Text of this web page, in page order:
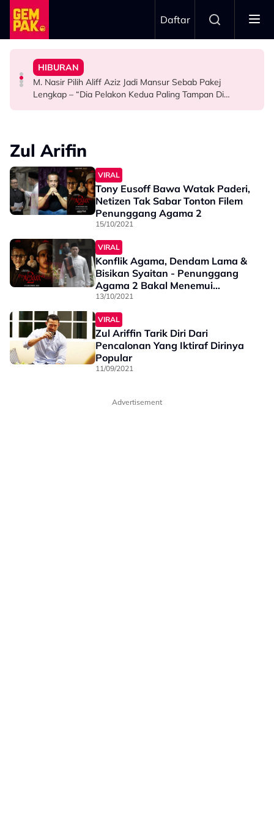
Skip to main content
Daftar
HIBURAN
M. Nasir Pilih Aliff Aziz, Melinda Dadew Hidupkan Kisah
Mansur & Liu
HIBURAN
M. Nasir Pilih Aliff Aziz Jadi Mansur Sebab Pakej
Lengkap – “Dia Pelakon Kedua Paling Tampan Di
GAYA HIDUP
Ramai Masih Bujang Bukan Kerana Memilih Tetapi...
HIBURAN
Impian Yusry Untuk Dikenali Sebagai Penyanyi Rock -
“Bila Saya Cakap Dengan Lisa Nak Buat…”
Zul Arifin
VIRAL
Tony Eusoff Bawa Watak Paderi,
Netizen Tak Sabar Tonton Filem
Penunggang Agama 2
15/10/2021
VIRAL
Konflik Agama, Dendam Lama &
Bisikan Syaitan - Penunggang
Agama 2 Bakal Menemui
Penonton 19 Oktober Ini
13/10/2021
VIRAL
Zul Ariffin Tarik Diri Dari
Pencalonan Yang Iktiraf Dirinya
Popular
11/09/2021
Advertisement